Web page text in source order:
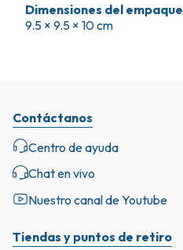
Dimensiones del empaque
9.5 × 9.5 × 10 cm
Tiendas y puntos de retiro
Contáctanos
Centro de ayuda
Chat en vivo
Nuestro canal de Youtube